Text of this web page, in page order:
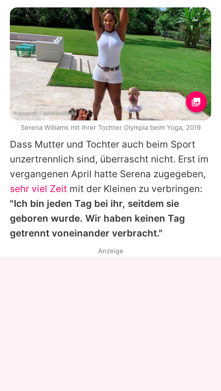
Dass Mutter und Tochter auch beim Sport
unzertrennlich sind, überrascht nicht. Erst im
vergangenen April hatte Serena zugegeben,
sehr viel Zeit mit der Kleinen zu verbringen:
"Ich bin jeden Tag bei ihr, seitdem sie
geboren wurde. Wir haben keinen Tag
getrennt voneinander verbracht."
Instagram / serenawilliams
Serena Williams mit ihrer Tochter Olympia beim Yoga, 2019
Anzeige